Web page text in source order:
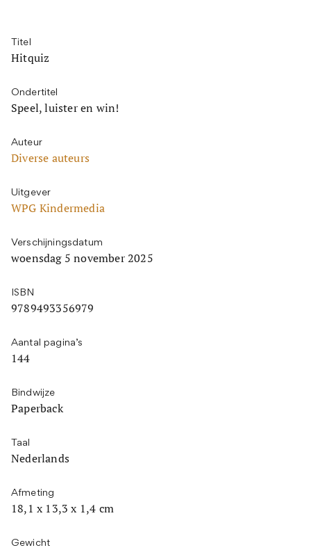
Titel
Hitquiz
Ondertitel
Speel, luister en win!
Auteur
Diverse auteurs
Uitgever
WPG Kindermedia
Verschijningsdatum
woensdag 5 november 2025
ISBN
9789493356979
Aantal pagina’s
144
Bindwijze
Paperback
Taal
Nederlands
Afmeting
18,1 x 13,3 x 1,4 cm
Gewicht